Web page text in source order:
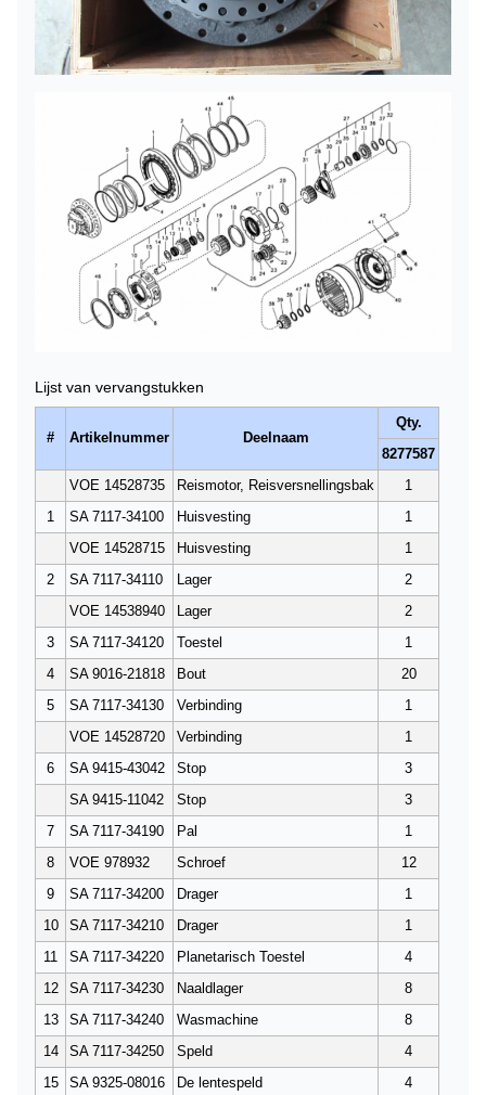
Lijst van vervangstukken
# Artikelnummer Deelnaam
Qty.
8277587
VOE 14528735
Reismotor, Reisversnellingsbak
1
1
SA 7117-34100 Huisvesting
1
VOE 14528715
Huisvesting
1
2
SA 7117-34110 Lager
2
VOE 14538940
Lager
2
3
SA 7117-34120 Toestel
1
4
SA 9016-21818 Bout
20
5
SA 7117-34130 Verbinding
1
VOE 14528720
Verbinding
1
6
SA 9415-43042 Stop
3
SA 9415-11042
Stop
3
7
SA 7117-34190 Pal
1
8
VOE 978932 Schroef
12
9
SA 7117-34200 Drager
1
10
SA 7117-34210 Drager
1
11
SA 7117-34220 Planetarisch Toestel
4
12
SA 7117-34230 Naaldlager
8
13
SA 7117-34240 Wasmachine
8
14
SA 7117-34250 Speld
4
15
SA 9325-08016 De lentespeld 4